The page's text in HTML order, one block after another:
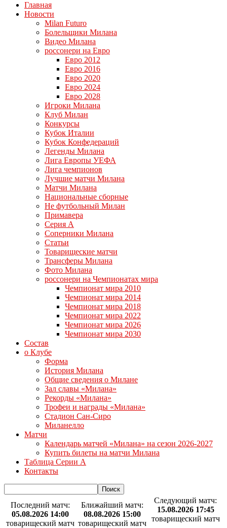
Главная
Новости
Milan Futuro
Болельщики Милана
Видео Милана
россонери на Евро
Евро 2012
Евро 2016
Евро 2020
Евро 2024
Евро 2028
Игроки Милана
Клуб Милан
Конкурсы
Кубок Италии
Кубок Конфедераций
Легенды Милана
Лига Европы УЕФА
Лига чемпионов
Лучшие матчи Милана
Матчи Милана
Национальные сборные
Не футбольный Милан
Примавера
Серия А
Соперники Милана
Статьи
Товарищеские матчи
Трансферы Милана
Фото Милана
россонери на Чемпионатах мира
Чемпионат мира 2010
Чемпионат мира 2014
Чемпионат мира 2018
Чемпионат мира 2022
Чемпионат мира 2026
Чемпионат мира 2030
Состав
о Клубе
Форма
История Милана
Общие сведения о Милане
Зал славы «Милана»
Рекорды «Милана»
Трофеи и награды «Милана»
Стадион Сан-Сиро
Миланелло
Матчи
Календарь матчей «Милана» на сезон 2026-2027
Купить билеты на матчи Милана
Таблица Серии А
Контакты
Последний матч:
05.08.2026 14:00
товарищеский матч
Ближайший матч:
08.08.2026 15:00
товарищеский матч
Следующий матч:
15.08.2026 17:45
товарищеский матч